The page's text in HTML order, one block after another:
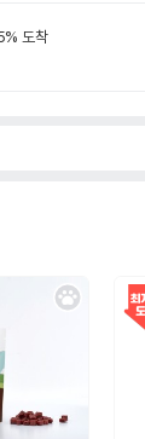
도착